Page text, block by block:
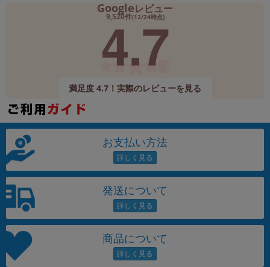
Googleレビュー
9,520件(12/24時点)
4.7
満足度 4.7！実際のレビューを見る
お支払い方法
発送について
商品について